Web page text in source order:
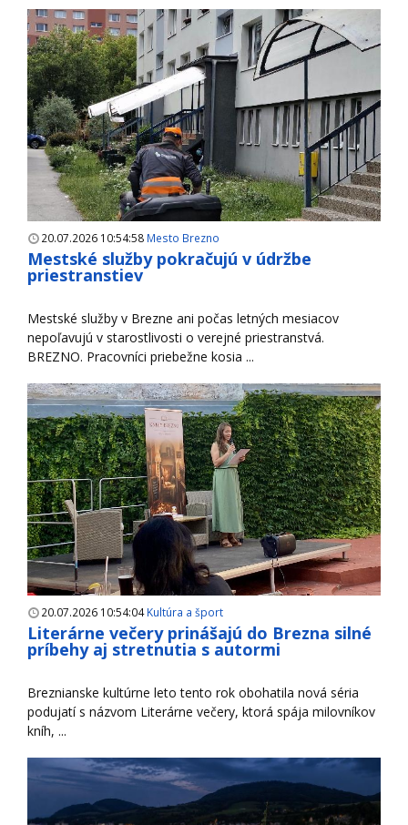
20.07.2026 10:54:58 Mesto Brezno
Mestské služby pokračujú v údržbe
priestranstiev
Mestské služby v Brezne ani počas letných mesiacov
nepoľavujú v starostlivosti o verejné priestranstvá.
BREZNO. Pracovníci priebežne kosia ...
20.07.2026 10:54:04Kultúra a šport
Literárne večery prinášajú do Brezna silné
príbehy aj stretnutia s autormi
Breznianske kultúrne leto tento rok obohatila nová séria
podujatí s názvom Literárne večery, ktorá spája milovníkov
kníh, ...